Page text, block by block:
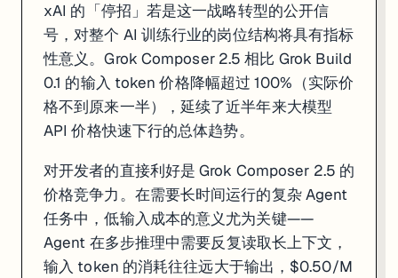
xAI 的「停招」若是这一战略转型的公开信
号，对整个 AI 训练行业的岗位结构将具有指标
性意义。Grok Composer 2.5 相比 Grok Build
0.1 的输入 token 价格降幅超过 100%（实际价
格不到原来一半），延续了近半年来大模型
API 价格快速下行的总体趋势。
对开发者的直接利好是 Grok Composer 2.5 的
价格竞争力。在需要长时间运行的复杂 Agent
任务中，低输入成本的意义尤为关键——
Agent 在多步推理中需要反复读取长上下文，
输入 token 的消耗往往远大于输出，$0.50/M